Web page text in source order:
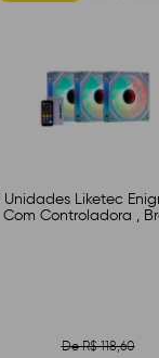
Liketec
Com Controladora ,
De R$ 118,60